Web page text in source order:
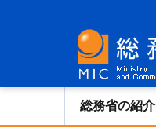
総務省の紹介